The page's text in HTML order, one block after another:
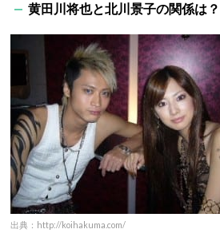
黄田川将也と北川景子の関係は？
出典：http://koihakuma.com/